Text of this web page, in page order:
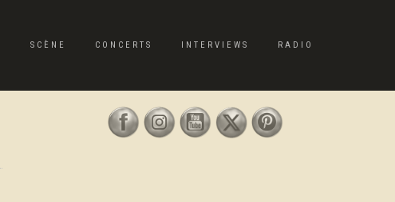
SCÈNE CONCERTS INTERVIEWS RADIO